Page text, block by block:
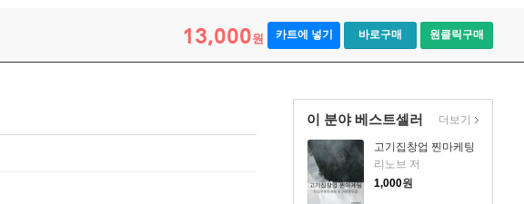
13,000원 카트에 넣기 바로구매 원클릭구매
이 분야 베스트셀러
고기집창업 찐마케팅
리노브 저
1,000원
더보기